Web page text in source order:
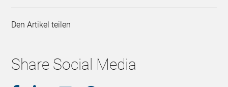
Den Artikel teilen
Share Social Media